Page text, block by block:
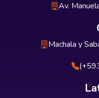
Av.
Machala y